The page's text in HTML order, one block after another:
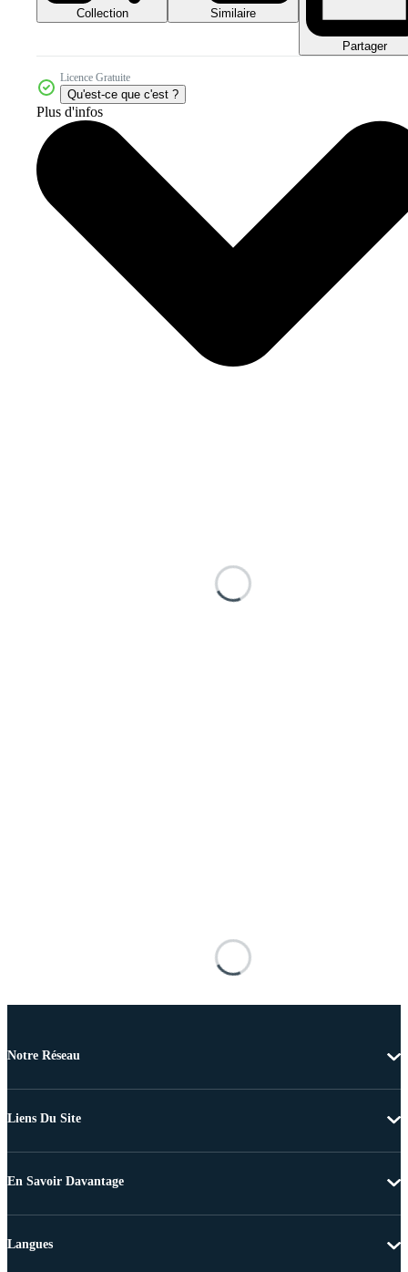
Collection Similaire
Partager
Licence Gratuite
Qu'est-ce que c'est ?
Plus d'infos
Notre Réseau
Liens Du Site
En Savoir Davantage
Langues